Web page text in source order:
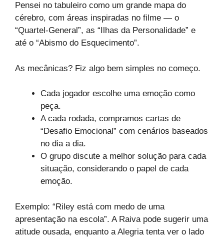
Pensei no tabuleiro como um grande mapa do
cérebro, com áreas inspiradas no filme — o
“Quartel-General”, as “Ilhas da Personalidade” e
até o “Abismo do Esquecimento”.
As mecânicas? Fiz algo bem simples no começo.
Cada jogador escolhe uma emoção como
peça.
A cada rodada, compramos cartas de
“Desafio Emocional” com cenários baseados
no dia a dia.
O grupo discute a melhor solução para cada
situação, considerando o papel de cada
emoção.
Exemplo: “Riley está com medo de uma
apresentação na escola”. A Raiva pode sugerir uma
atitude ousada, enquanto a Alegria tenta ver o lado